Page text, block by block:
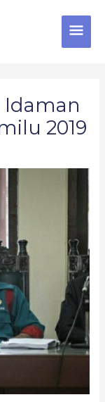
Idaman
2019